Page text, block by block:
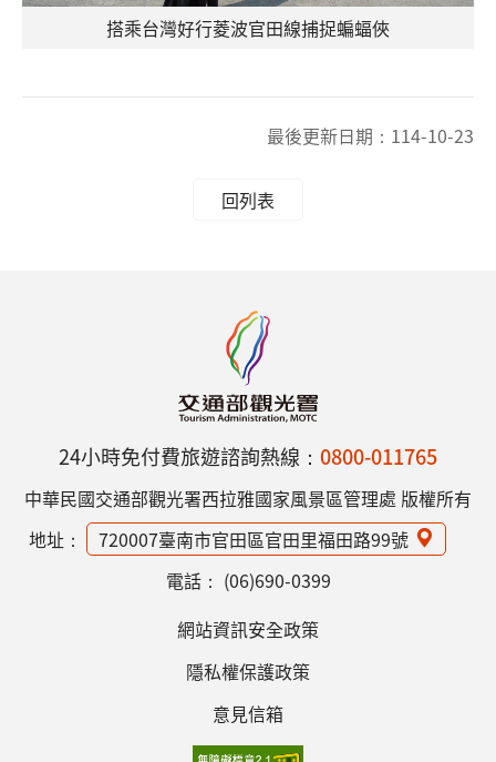
搭乘台灣好行菱波官田線捕捉蝙蝠俠
最後更新日期： 114-10-23
回列表
24小時免付費旅遊諮詢熱線： 0800-011765
中華民國交通部觀光署西拉雅國家風景區管理處 版權所有
地址：
720007臺南市官田區官田里福田路99號
電話： (06)690-0399
網站資訊安全政策
隱私權保護政策
意見信箱